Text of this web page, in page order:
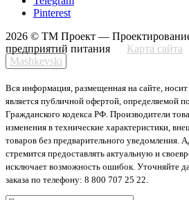
Pinterest
2026 © ТМ Проект —
предприятий питания
Карта сайта
Mashkevski
Вся информация, размещенная на сайте,
является публичной офертой, определяемой
Гражданского кодекса РФ. Производители
изменения в технические характеристики,
товаров без предварительного уведомления.
стремится предоставлять актуальную и
исключает возможность ошибок. Уточняйте
заказа по телефону: 8 800 707 25 22.